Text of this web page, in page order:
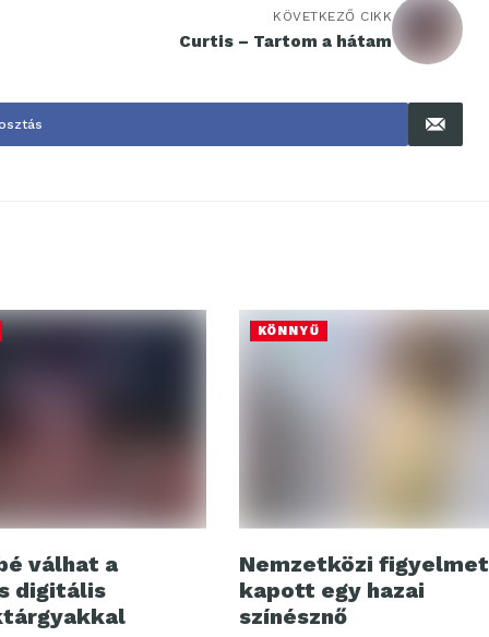
KÖVETKEZŐ CIKK
Curtis – Tartom a hátam
válhat a
digitális
KÖNNYŰ
Nemzetközi figyelmet
kapott egy hazai
színésznő